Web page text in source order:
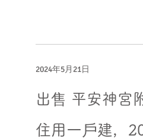
2024年5月21日
出售 平安神宮
住用一戶建，